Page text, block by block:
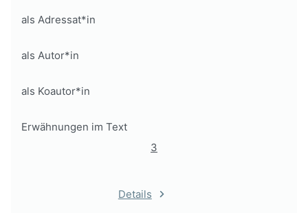
als Adressat*in
als Autor*in
als Koautor*in
Erwähnungen im Text
3
Details